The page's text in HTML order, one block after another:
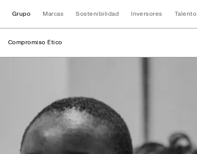
Grupo Marcas Sostenibilidad Inversores Talento
Compromiso Ético